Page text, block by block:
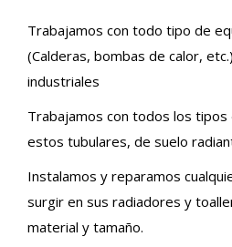
Trabajamos con todo tipo de
(Calderas, bombas de calor,
industriales
Trabajamos con todos los tipos
estos tubulares, de suelo
Instalamos y reparamos
surgir en sus radiadores y
material y tamaño.